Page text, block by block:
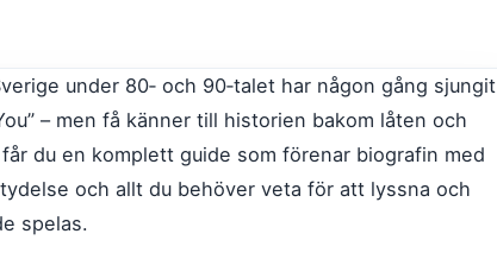
under 80‑ och 90‑talet har någon gång sjungit
– men få känner till historien bakom låten och
du en komplett guide som förenar biografin med
och allt du behöver veta för att lyssna och
spelas.